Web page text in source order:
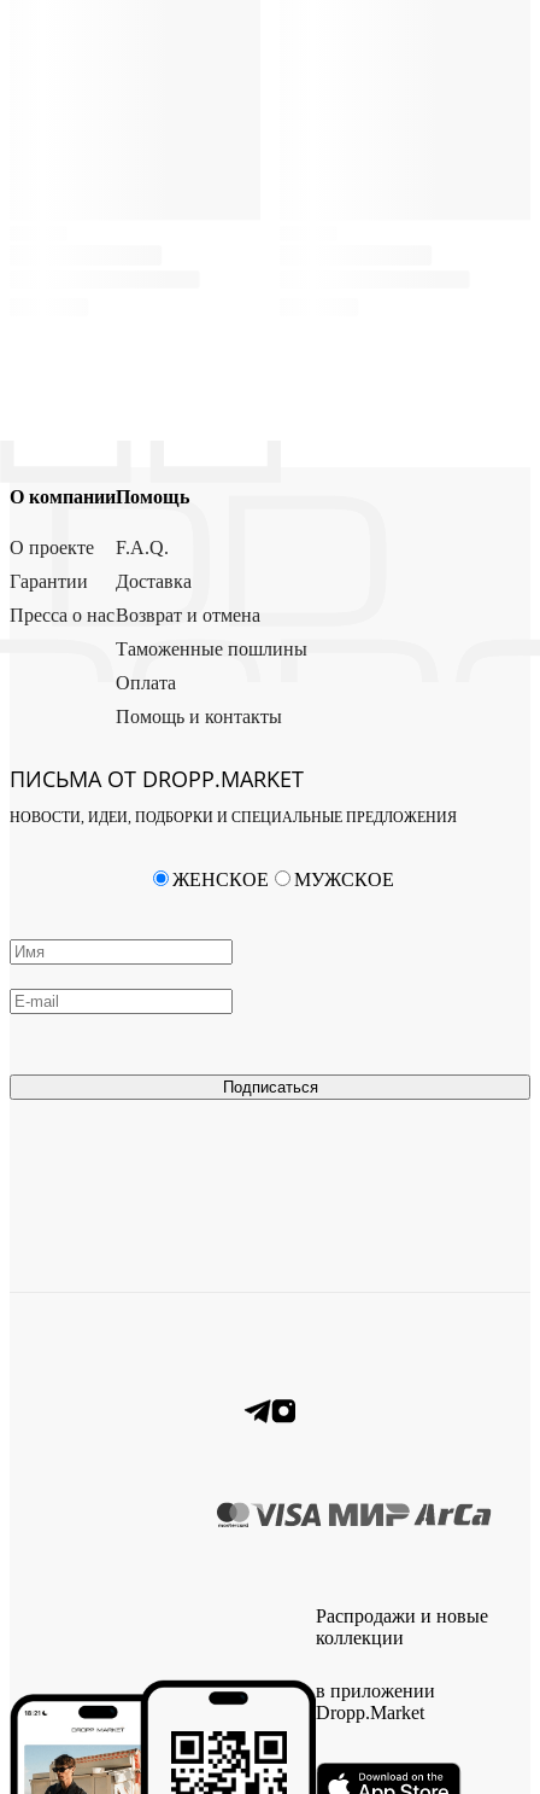
О компании
О проекте
Гарантии
Пресса о нас
Помощь
F.A.Q.
Доставка
Возврат и отмена
Таможенные пошлины
Оплата
Помощь и контакты
ПИСЬМА ОТ DROPP.MARKET
НОВОСТИ, ИДЕИ, ПОДБОРКИ И СПЕЦИАЛЬНЫЕ ПРЕДЛОЖЕНИЯ
Подписаться
ЖЕНСКОЕ МУЖСКОЕ
Распродажи и новые
коллекции
в приложении
Dropp.Market